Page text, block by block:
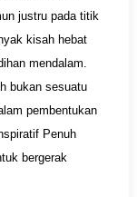
justru pada titik
kisah hebat
mendalam.
bukan sesuatu
pembentukan
Penuh
bergerak